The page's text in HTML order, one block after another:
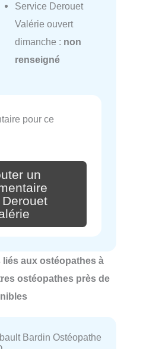
Service Derouet
Valérie ouvert
dimanche : non
renseigné
pour ce
un
liés aux ostéopathes à
ostéopathes près de
Bardin Ostéopathe